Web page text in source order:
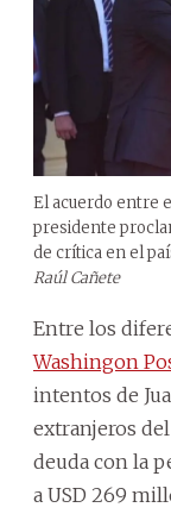
El acuerdo entre
presidente
de crítica en el
Raúl Cañete
Entre los
Washingon
intentos de
extranjeros del
deuda con la
a USD 269